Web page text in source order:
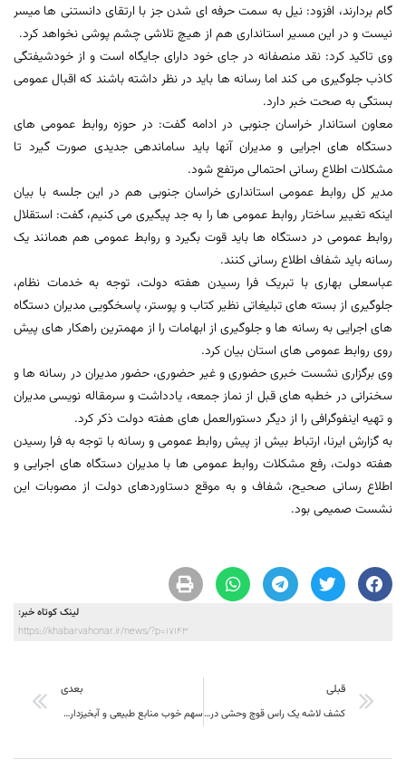
گام بردارند، افزود: نیل به سمت حرفه ای شدن جز با ارتقای دانستنی ها میسر
نیست و در این مسیر استانداری هم از هیچ تلاشی چشم پوشی نخواهد کرد.
وی تاکید کرد: نقد منصفانه در جای خود دارای جایگاه است و از خودشیفتگی
کاذب جلوگیری می کند اما رسانه ها باید در نظر داشته باشند که اقبال عمومی
بستگی به صحت خبر دارد.
معاون استاندار خراسان جنوبی در ادامه گفت: در حوزه روابط عمومی های
دستگاه های اجرایی و مدیران آنها باید ساماندهی جدیدی صورت گیرد تا
مشکلات اطلاع رسانی احتمالی مرتفع شود.
مدیر کل روابط عمومی استانداری خراسان جنوبی هم در این جلسه با بیان
اینکه تغییر ساختار روابط عمومی ها را به جد پیگیری می کنیم، گفت: استقلال
روابط عمومی در دستگاه ها باید قوت بگیرد و روابط عمومی هم همانند یک
رسانه باید شفاف اطلاع رسانی کنند.
عباسعلی بهاری با تبریک فرا رسیدن هفته دولت، توجه به خدمات نظام،
جلوگیری از بسته های تبلیغاتی نظیر کتاب و پوستر، پاسخگویی مدیران دستگاه
های اجرایی به رسانه ها و جلوگیری از ابهامات را از مهمترین راهکار های پیش
روی روابط عمومی های استان بیان کرد.
وی برگزاری نشست خبری حضوری و غیر حضوری، حضور مدیران در رسانه ها و
سخنرانی در خطبه های قبل از نماز جمعه، یادداشت و سرمقاله نویسی مدیران
و تهیه اینفوگرافی را از دیگر دستورالعمل های هفته دولت ذکر کرد.
به گزارش ایرنا، ارتباط بیش از پیش روابط عمومی و رسانه با توجه به فرا رسیدن
هفته دولت، رفع مشکلات روابط عمومی ها با مدیران دستگاه های اجرایی و
اطلاع رسانی صحیح، شفاف و به موقع دستاوردهای دولت از مصوبات این
نشست صمیمی بود.
لینک کوتاه خبر:
https://khabarvahonar.ir/news/?p=17143
قبلی
کشف لاشه یک راس قوچ وحشی در شهرستان بیرجند
بعدی
سهم خوب منابع طبیعی و آبخیزداری استان از صندوق توسعه ملی